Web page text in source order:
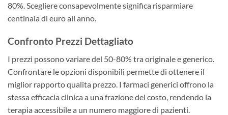
80%. Scegliere consapevolmente significa risparmiare
centinaia di euro all anno.
Confronto Prezzi Dettagliato
I prezzi possono variare del 50-80% tra originale e generico.
Confrontare le opzioni disponibili permette di ottenere il
miglior rapporto qualita prezzo. I farmaci generici offrono la
stessa efficacia clinica a una frazione del costo, rendendo la
terapia accessibile a un numero maggiore di pazienti.